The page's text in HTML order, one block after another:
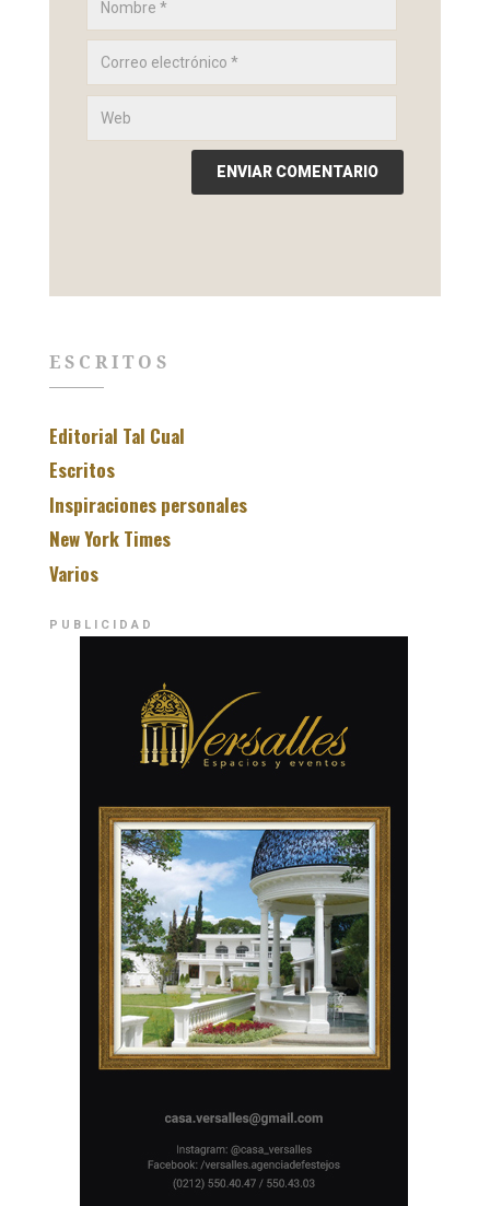
ESCRITOS
Editorial Tal Cual
Escritos
Inspiraciones personales
New York Times
Varios
PUBLICIDAD